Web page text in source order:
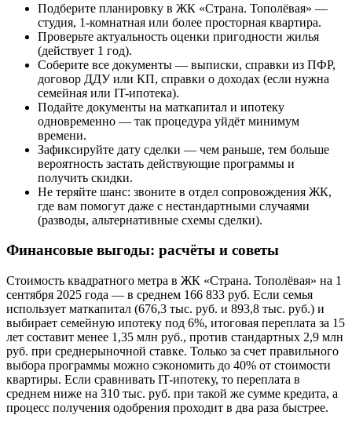
Подберите планировку в ЖК «Страна. Тополёвая» —
студия, 1-комнатная или более просторная квартира.
Проверьте актуальность оценки пригодности жилья
(действует 1 год).
Соберите все документы — выписки, справки из ПФР,
договор ДДУ или КП, справки о доходах (если нужна
семейная или IT-ипотека).
Подайте документы на маткапитал и ипотеку
одновременно — так процедура уйдёт минимум
времени.
Зафиксируйте дату сделки — чем раньше, тем больше
вероятность застать действующие программы и
получить скидки.
Не теряйте шанс: звоните в отдел сопровождения ЖК,
где вам помогут даже с нестандартными случаями
(разводы, альтернативные схемы сделки).
Финансовые выгоды: расчёты и советы
Стоимость квадратного метра в ЖК «Страна. Тополёвая» на 1
сентября 2025 года — в среднем 166 833 руб. Если семья
использует маткапитал (676,3 тыс. руб. и 893,8 тыс. руб.) и
выбирает семейную ипотеку под 6%, итоговая переплата за 15
лет составит менее 1,35 млн руб., против стандартных 2,9 млн
руб. при среднерыночной ставке. Только за счет правильного
выбора программы можно сэкономить до 40% от стоимости
квартиры. Если сравнивать IT-ипотеку, то переплата в
среднем ниже на 310 тыс. руб. при такой же сумме кредита, а
процесс получения одобрения проходит в два раза быстрее.